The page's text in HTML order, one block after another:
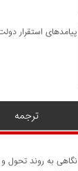
پیامدهای استقرار
ترجمه
نگاهی به روند تحول